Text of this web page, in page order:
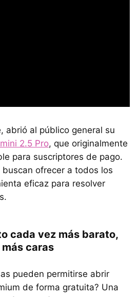
abrió al público general su
2.5 Pro, que originalmente
para suscriptores de pago.
ofrecer a todos los
eficaz para resolver
cada vez más barato,
caras
pueden permitirse abrir
de forma gratuita? Una